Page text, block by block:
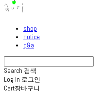
shop
notice
q&a
Search 검색
Log In 로그인
Cart장바구니